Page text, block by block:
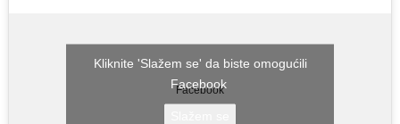
Facebook
Kliknite 'Slažem se' da biste omogućili
Facebook